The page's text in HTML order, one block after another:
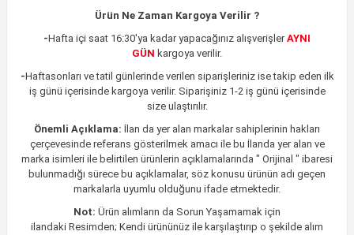
Ürün Ne Zaman Kargoya Verilir ?
-Hafta içi saat 16:30'ya kadar yapacağınız alışverişler AYNI
GÜN kargoya verilir.
-Haftasonları ve tatil günlerinde verilen siparişleriniz ise takip eden ilk
iş günü içerisinde kargoya verilir. Siparişiniz 1-2 iş günü içerisinde
size ulaştırılır.
Önemli Açıklama: İlan da yer alan markalar sahiplerinin hakları
çerçevesinde referans gösterilmek amacı ile bu İlanda yer alan ve
marka isimleri ile belirtilen ürünlerin açıklamalarında " Orijinal " ibaresi
bulunmadığı sürece bu açıklamalar, söz konusu ürünün adı geçen
markalarla uyumlu olduğunu ifade etmektedir.
Not: Ürün alımların da Sorun Yaşamamak için
ilandaki Resimden; Kendi ürününüz ile karşılaştırıp o şekilde alım